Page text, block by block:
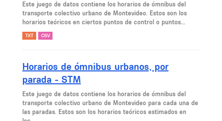
Este juego de datos contiene los horarios de ómnibus del
transporte colectivo urbano de Montevideo. Estos son los
horarios teóricos en ciertos puntos de control o puntos...
TXT CSV
Horarios de ómnibus urbanos, por
parada - STM
Este juego de datos contiene los horarios de ómnibus del
transporte colectivo urbano de Montevideo para cada una de
las paradas. Estos son los horarios teóricos estimados en